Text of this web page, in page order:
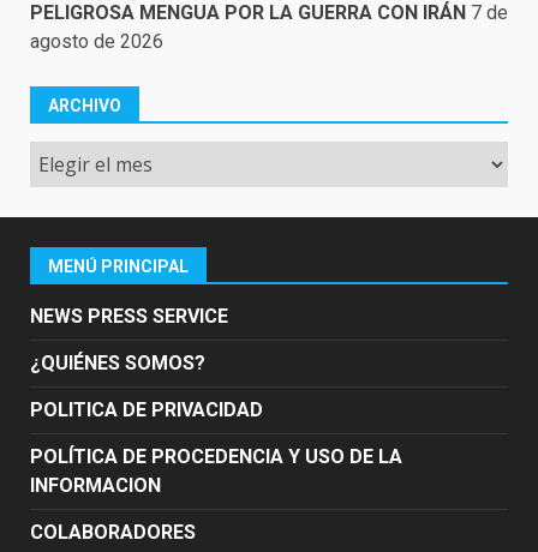
PELIGROSA MENGUA POR LA GUERRA CON IRÁN 7 de
agosto de 2026
ARCHIVO
Archivo
MENÚ PRINCIPAL
NEWS PRESS SERVICE
¿QUIÉNES SOMOS?
POLITICA DE PRIVACIDAD
POLÍTICA DE PROCEDENCIA Y USO DE LA
INFORMACION
COLABORADORES